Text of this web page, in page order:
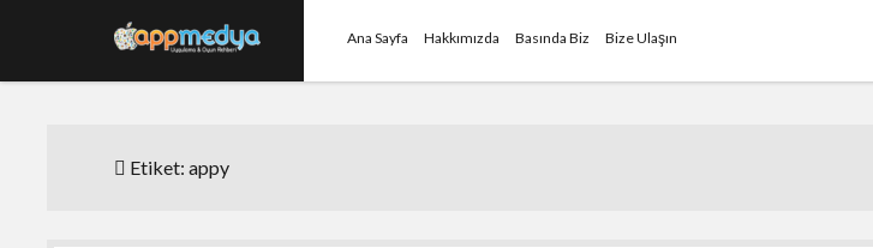
Ana Sayfa Hakkımızda Basında Biz Bize Ulaşın
Etiket:appy